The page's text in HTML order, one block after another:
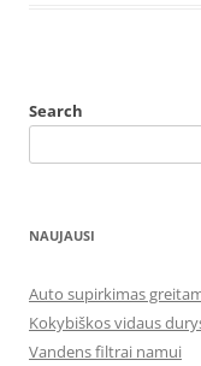
Search
NAUJAUSI
Auto supirkimas
Kokybiškos vidaus
Vandens filtrai namui